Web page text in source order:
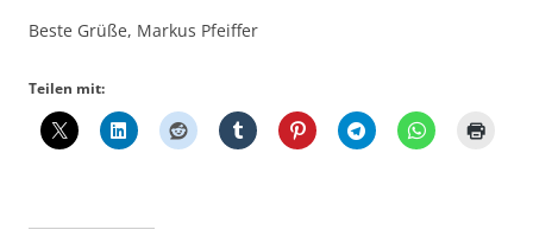
Beste Grüße, Markus Pfeiffer
Teilen mit: